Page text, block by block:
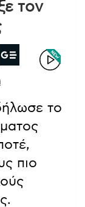
τον
το
πιο